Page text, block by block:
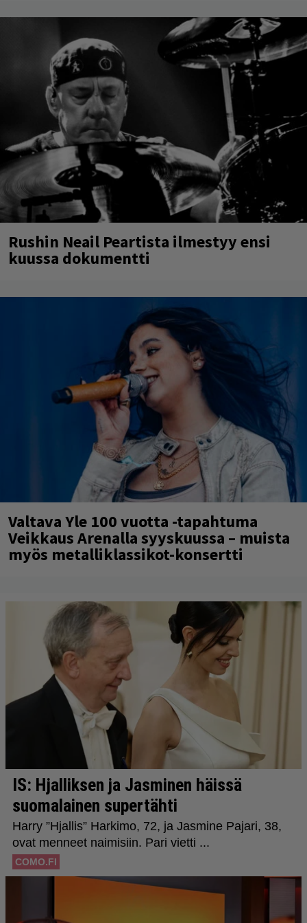
Rushin Neail Peartista ilmestyy ensi
kuussa dokumentti
Valtava Yle 100 vuotta -tapahtuma
Veikkaus Arenalla syyskuussa – muista
myös metalliklassikot-konsertti